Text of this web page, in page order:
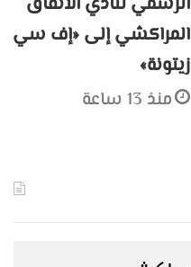
المراكشي إلى «إف سي
زيتونة»
منذ 13 ساعة